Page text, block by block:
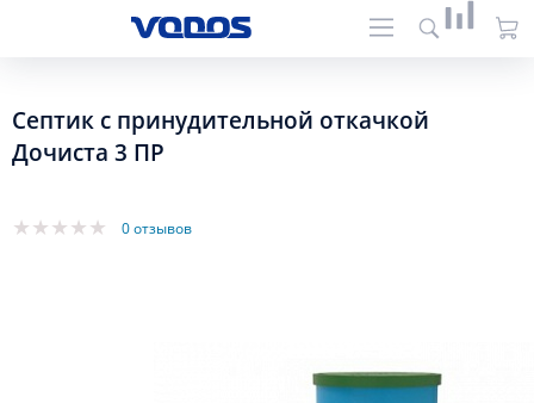
Септик с принудительной откачкой
Дочиста 3 ПР
0 отзывов